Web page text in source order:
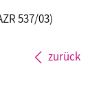
537/03)
zurück